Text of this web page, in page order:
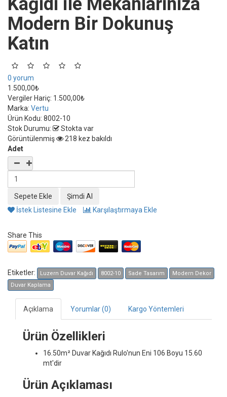
Modern Bir Dokunuş
Katın
0 yorum
1.500,00₺
Vergiler Hariç: 1.500,00₺
Marka: Vertu
Ürün Kodu: 8002-10
Stok Durumu:
Stokta var
Görüntülenmiş
218 kez bakıldı
Adet
İstek Listesine Ekle Karşılaştırmaya Ekle
Share This
Etiketler: Luzern Duvar Kağıdı 8002-10 Sade Tasarım
Modern Dekor
Duvar Kaplama
Açıklama Yorumlar (0) Kargo Yöntemleri
Ürün Özellikleri
16.50m² Duvar Kağıdı Rulo'nun Eni 106 Boyu 15.60
mt'dir
Ürün Açıklaması